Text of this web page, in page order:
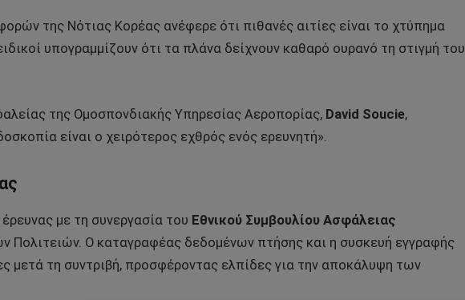
της Νότιας Κορέας ανέφερε ότι πιθανές αιτίες είναι το χτύπημα
υπογραμμίζουν ότι τα πλάνα δείχνουν καθαρό ουρανό τη στιγμή του
της Ομοσπονδιακής Υπηρεσίας Αεροπορίας, David Soucie,
είναι ο χειρότερος εχθρός ενός ερευνητή».
με τη συνεργασία του Εθνικού Συμβουλίου Ασφάλειας
Πολιτειών. Ο καταγραφέας δεδομένων πτήσης και η συσκευή εγγραφής
μετά τη συντριβή, προσφέροντας ελπίδες για την αποκάλυψη των